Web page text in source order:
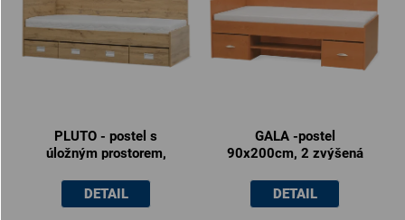
PLUTO - postel s
úložným prostorem,
DETAIL
GALA -postel
90x200cm, 2 zvýšená
DETAIL